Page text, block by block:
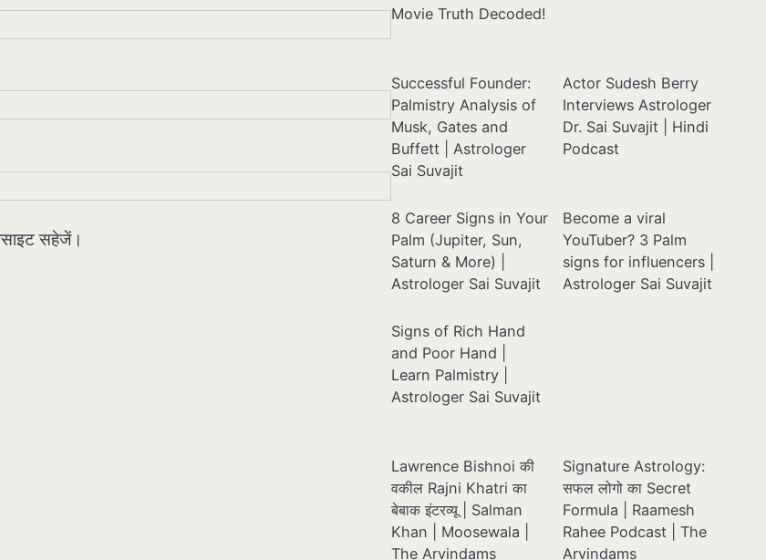
सहेजें।
Movie Truth Decoded!
Successful Founder:
Palmistry Analysis of
Musk, Gates and
Buffett | Astrologer
Sai Suvajit
Actor Sudesh Berry
Interviews Astrologer
Dr. Sai Suvajit | Hindi
Podcast
8 Career Signs in Your
Palm (Jupiter, Sun,
Saturn & More) |
Astrologer Sai Suvajit
Become a viral
YouTuber? 3 Palm
signs for influencers |
Astrologer Sai Suvajit
Signs of Rich Hand
and Poor Hand |
Learn Palmistry |
Astrologer Sai Suvajit
Lawrence Bishnoi की
वकील Rajni Khatri का
बेबाक इंटरव्यू | Salman
Khan | Moosewala |
The Arvindams
Signature Astrology:
सफल लोगो का Secret
Formula | Raamesh
Rahee Podcast | The
Arvindams